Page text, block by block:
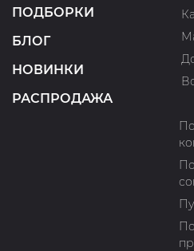
ПОДБОРКИ
БЛОГ
НОВИНКИ
РАСПРОДАЖА